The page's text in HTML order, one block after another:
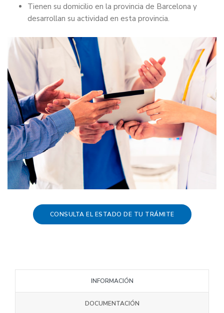
Tienen su domicilio en la provincia de Barcelona y
desarrollan su actividad en esta provincia.
CONSULTA EL ESTADO DE TU TRÁMITE
INFORMACIÓN
DOCUMENTACIÓN